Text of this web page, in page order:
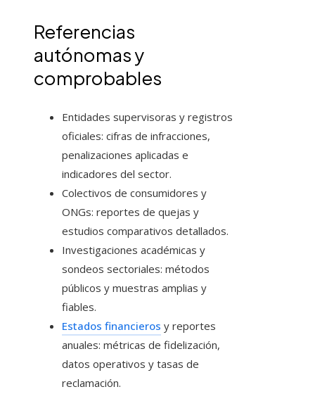
Referencias
autónomas y
comprobables
Entidades supervisoras y registros
oficiales: cifras de infracciones,
penalizaciones aplicadas e
indicadores del sector.
Colectivos de consumidores y
ONGs: reportes de quejas y
estudios comparativos detallados.
Investigaciones académicas y
sondeos sectoriales: métodos
públicos y muestras amplias y
fiables.
Estados financieros y reportes
anuales: métricas de fidelización,
datos operativos y tasas de
reclamación.